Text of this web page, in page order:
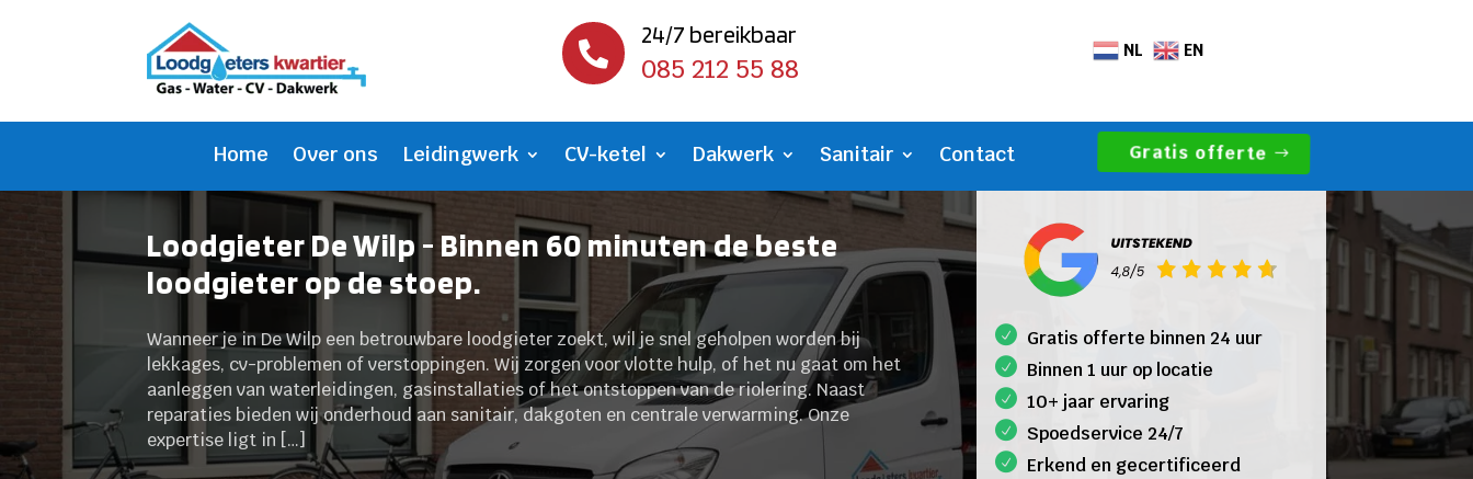

24/7 bereikbaar
085 212 55 88
NL EN
Home Over ons Leidingwerk CV-ketel Dakwerk Sanitair Contact Gratis offerte
Loodgieter De Wilp - Binnen 60 minuten de beste
loodgieter op de stoep.
Wanneer je in De Wilp een betrouwbare loodgieter zoekt, wil je snel geholpen worden bij
lekkages, cv-problemen of verstoppingen. Wij zorgen voor vlotte hulp, of het nu gaat om het
aanleggen van waterleidingen, gasinstallaties of het ontstoppen van de riolering. Naast
reparaties bieden wij onderhoud aan sanitair, dakgoten en centrale verwarming. Onze
expertise ligt in […]
Gratis offerte binnen 24 uur
Binnen 1 uur op locatie
10+ jaar ervaring
Spoedservice 24/7
Erkend en gecertificeerd